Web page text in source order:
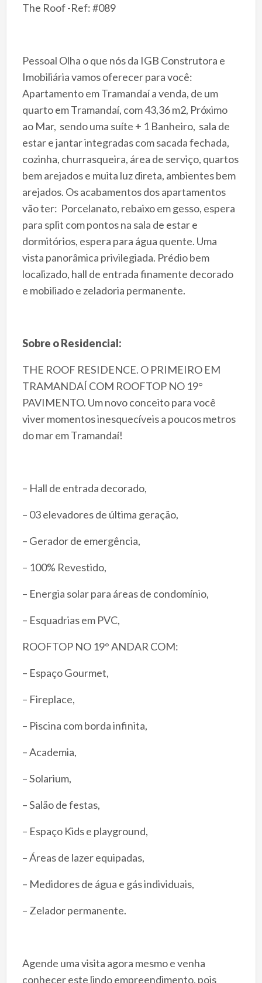
The Roof -Ref: #089
Pessoal Olha o que nós da IGB Construtora e
Imobiliária vamos oferecer para você:
Apartamento em Tramandaí a venda, de um
quarto em Tramandaí, com 43,36 m2, Próximo
ao Mar, sendo uma suíte + 1 Banheiro, sala de
estar e jantar integradas com sacada fechada,
cozinha, churrasqueira, área de serviço, quartos
bem arejados e muita luz direta, ambientes bem
arejados. Os acabamentos dos apartamentos
vão ter: Porcelanato, rebaixo em gesso, espera
para split com pontos na sala de estar e
dormitórios, espera para água quente. Uma
vista panorâmica privilegiada. Prédio bem
localizado, hall de entrada finamente decorado
e mobiliado e zeladoria permanente.
Sobre o Residencial:
THE ROOF RESIDENCE. O PRIMEIRO EM
TRAMANDAÍ COM ROOFTOP NO 19°
PAVIMENTO. Um novo conceito para você
viver momentos inesquecíveis a poucos metros
do mar em Tramandaí!
– Hall de entrada decorado,
– 03 elevadores de última geração,
– Gerador de emergência,
– 100% Revestido,
– Energia solar para áreas de condomínio,
– Esquadrias em PVC,
ROOFTOP NO 19° ANDAR COM:
– Espaço Gourmet,
– Fireplace,
– Piscina com borda infinita,
– Academia,
– Solarium,
– Salão de festas,
– Espaço Kids e playground,
– Áreas de lazer equipadas,
– Medidores de água e gás individuais,
– Zelador permanente.
Agende uma visita agora mesmo e venha
conhecer este lindo empreendimento, pois